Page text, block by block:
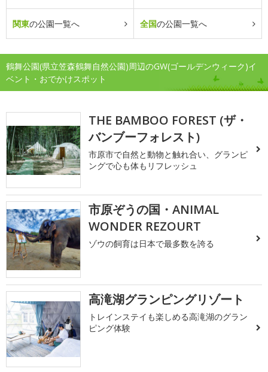
関東の公園一覧へ 全国の公園一覧へ
鶴舞公園(県立笠森鶴舞自然公園)周辺のGW(ゴールデンウィーク)イ
ベント・おでかけスポット
THE BAMBOO FOREST (ザ・
バンブーフォレスト)
市原市で自然と動物と触れ合い、グランピ
ングで心も体もリフレッシュ
市原ぞうの国・ANIMAL
WONDER REZOURT
ゾウの飼育は日本で最多数を誇る
高滝湖グランピングリゾート
トレインステイも楽しめる高滝湖のグラン
ピング体験